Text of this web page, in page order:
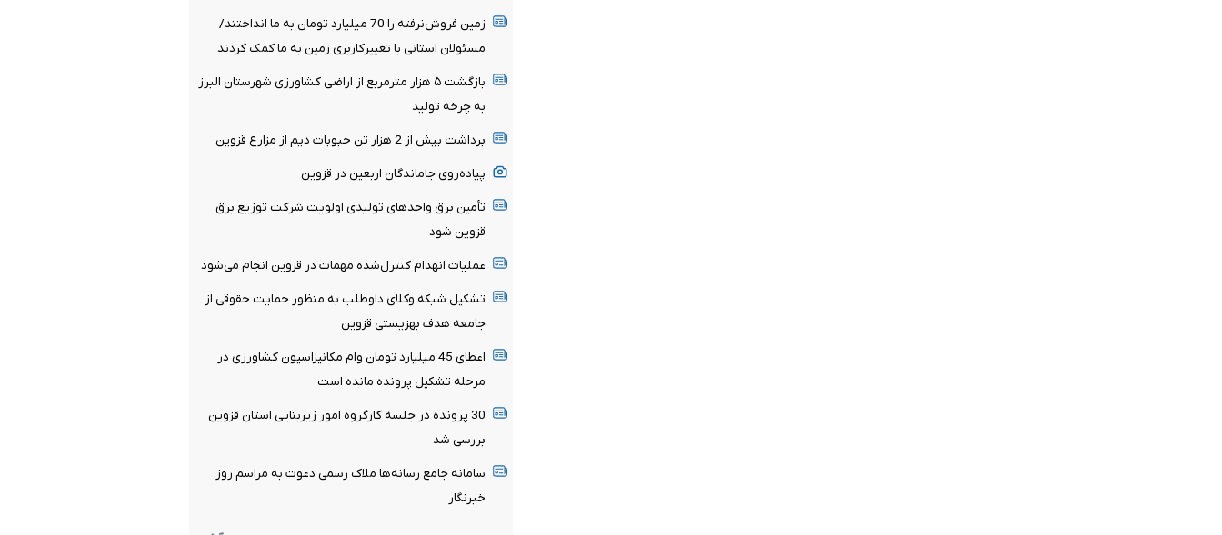
زمین فروش‌نرفته را 70 میلیارد تومان به ما انداختند/
مسئولان استانی با تغییرکاربری زمین به ما کمک کردند
بازگشت ۵ هزار مترمربع از اراضی کشاورزی شهرستان البرز
به چرخه تولید
برداشت بیش از 2 هزار تن حبوبات دیم از مزارع قزوین
پیاده‌روی جاماندگان اربعین در قزوین
تأمین برق واحدهای تولیدی اولویت شرکت توزیع برق
قزوین شود
عملیات انهدام کنترل‌شده مهمات در قزوین انجام می‌شود
تشکیل شبکه وکلای داوطلب به منظور حمایت حقوقی از
جامعه هدف بهزیستی قزوین
اعطای 45 میلیارد تومان وام مکانیزاسیون کشاورزی در
مرحله تشکیل پرونده مانده است
30 پرونده در جلسه کارگروه امور زیربنایی استان قزوین
بررسی شد
سامانه جامع رسانه‌ها ملاک رسمی دعوت به مراسم روز
خبرنگار